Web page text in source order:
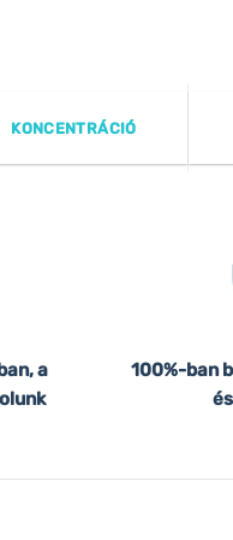
KONCENTRÁCIÓ
a
100%-ban